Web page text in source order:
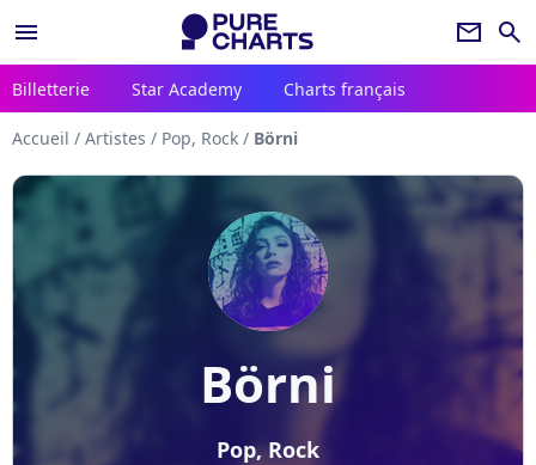
menu newsletter search
Billetterie Star Academy Charts français
Accueil / Artistes / Pop, Rock / Börni
Börni
Pop, Rock